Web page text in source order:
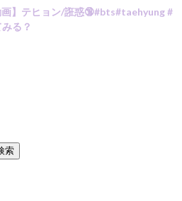
画】テヒョン/誑惑🔞#bts#taehyung #
る？
索